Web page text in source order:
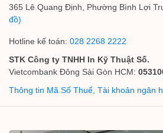
365 Lê Quang Định, Phường Bình Lợi
đồ)
Hotline kế toán: 028 2268 2222
STK Công ty TNHH In Kỹ Thuật Số.
Vietcombank Đông Sài Gòn HCM:
Thông tin Mã Số Thuế, Tài khoản ngân